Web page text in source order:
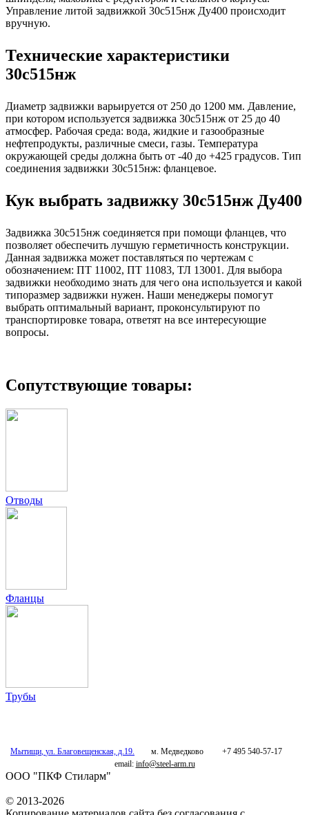
Управление литой задвижкой 30с515нж Ду400 происходит
вручную.
Технические характеристики
30с515нж
Диаметр задвижки варьируется от 250 до 1200 мм. Давление,
при котором используется задвижка 30с515нж от 25 до 40
атмосфер. Рабочая среда: вода, жидкие и газообразные
нефтепродукты, различные смеси, газы. Температура
окружающей среды должна быть от -40 до +425 градусов. Тип
соединения задвижки 30с515нж: фланцевое.
Кук выбрать задвижку 30с515нж Ду400
Задвижка 30с515нж соединяется при помощи фланцев, что
позволяет обеспечить лучшую герметичность конструкции.
Данная задвижка может поставляться по чертежам с
обозначением: ПТ 11002, ПТ 11083, ТЛ 13001. Для выбора
задвижки необходимо знать для чего она используется и какой
типоразмер задвижки нужен. Наши менеджеры помогут
выбрать оптимальный вариант, проконсультируют по
транспортировке товара, ответят на все интересующие
вопросы.
Сопутствующие товары:
Отводы
Фланцы
Трубы
Мытищи ул. Благовещенская, д.19. м. Медведково
+7 495 540-57-17
email: info@steel-arm.ru
ООО "ПКФ Стиларм"
© 2013-2026